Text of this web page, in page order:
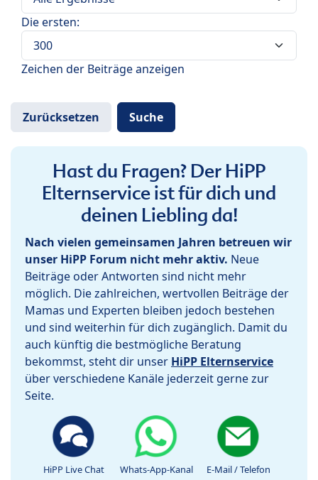
Die ersten:
Zeichen der Beiträge anzeigen
Hast du Fragen? Der HiPP
Elternservice ist für dich und
deinen Liebling da!
Nach vielen gemeinsamen Jahren betreuen wir
unser HiPP Forum nicht mehr aktiv. Neue
Beiträge oder Antworten sind nicht mehr
möglich. Die zahlreichen, wertvollen Beiträge der
Mamas und Experten bleiben jedoch bestehen
und sind weiterhin für dich zugänglich. Damit du
auch künftig die bestmögliche Beratung
bekommst, steht dir unser HiPP Elternservice
über verschiedene Kanäle jederzeit gerne zur
Seite.
HiPP Live Chat Whats-App-Kanal E-Mail / Telefon